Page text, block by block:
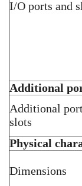
I/O ports and
Additional
Additional
slots
Physical
Dimensions